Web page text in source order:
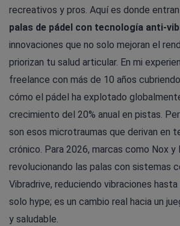
recreativos y pros. Aquí es donde
palas de pádel con tecnología anti-
innovaciones que no solo mejoran el
priorizan tu salud articular. En mi
freelance con más de 10 años
cómo el pádel ha explotado
crecimiento del 20% anual en pistas.
son esos microtraumas que derivan en
crónico. Para 2026, marcas como Nox y
revolucionando las palas con sistemas
Vibradrive, reduciendo vibraciones hasta
solo hype; es un cambio real hacia un
y saludable.